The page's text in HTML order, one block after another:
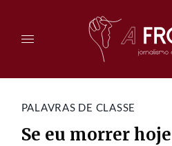
PALAVRAS DE CLASSE
Se eu morrer hoje